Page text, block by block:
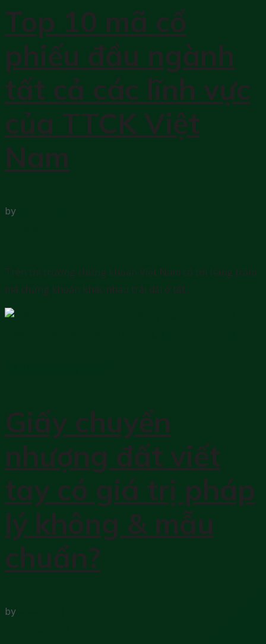
Top 10 mã cổ
phiếu đầu ngành
tất cả các lĩnh vực
của TTCK Việt
Nam
by
Trên thị trường chứng khoán Việt Nam có tới hàng trăm
mã chứng khoán khác nhau trải dài ở tất...
Giấy chuyển
nhượng đất viết
tay có giá trị pháp
lý không & mẫu
chuẩn?
by